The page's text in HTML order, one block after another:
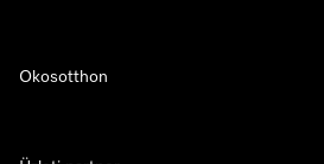
Okosotthon